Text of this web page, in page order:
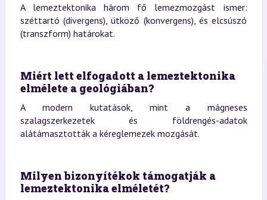
A lemeztektonika három fő lemezmozgást ismer:
széttartó (divergens), ütköző (konvergens), és elcsúszó
(transzform) határokat.
Miért lett elfogadott a lemeztektonika
elmélete a geológiában?
A modern kutatások, mint a mágneses
szalagszerkezetek és földrengés-adatok
alátámasztották a kéreglemezek mozgását.
Milyen bizonyítékok támogatják a
lemeztektonika elméletét?